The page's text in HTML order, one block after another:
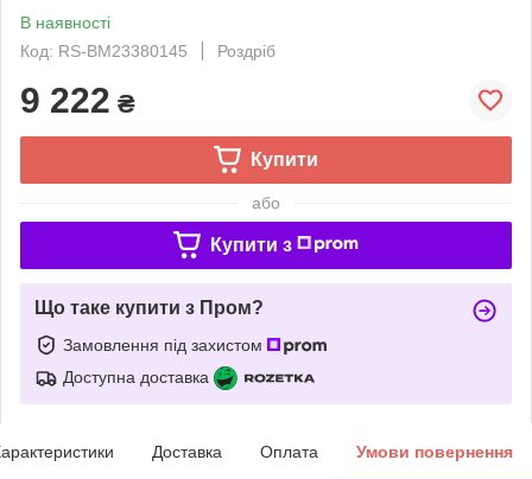
В наявності
Код: RS-BM23380145
Роздріб
9 222 ₴
Купити
або
Купити з
Що таке купити з Пром?
Замовлення під захистом
Доступна доставка
Доставка Оплата Умови повернення